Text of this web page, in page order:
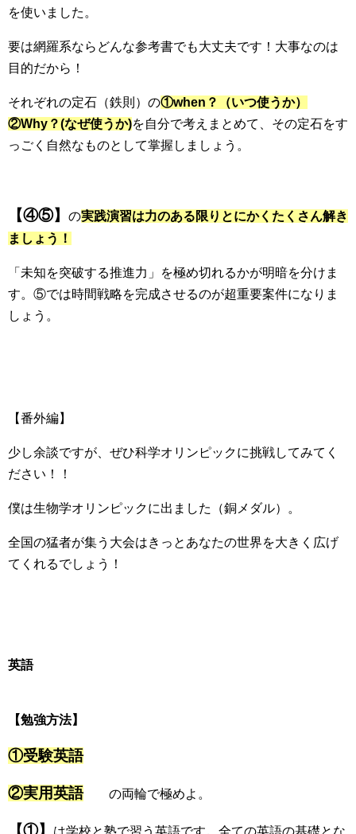
を使いました。
要は網羅系ならどんな参考書でも大丈夫です！大事なのは
目的だから！
それぞれの定石（鉄則）の①when？（いつ使うか）
②Why？(なぜ使うか)を自分で考えまとめて、その定石をす
っごく自然なものとして掌握しましょう。
【④⑤】 の実践演習は力のある限りとにかくたくさん解き
ましょう！
「未知を突破する推進力」を極め切れるかが明暗を分けま
す。⑤では時間戦略を完成させるのが超重要案件になりま
しょう。
【番外編】
少し余談ですが、ぜひ科学オリンピックに挑戦してみてく
ださい！！
僕は生物学オリンピックに出ました（銅メダル）。
全国の猛者が集う大会はきっとあなたの世界を大きく広げ
てくれるでしょう！
英語
【勉強方法】
①受験英語
②実用英語の両輪で極めよ。
【①】
は学校と塾で習う英語です。全ての英語の基礎とな